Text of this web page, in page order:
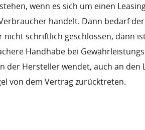
wenn es sich um einen
handelt. Dann bedarf
nicht schriftlich geschlossen, dann
Handhabe bei
der Hersteller wendet, auch an den
von dem Vertrag zurücktreten.